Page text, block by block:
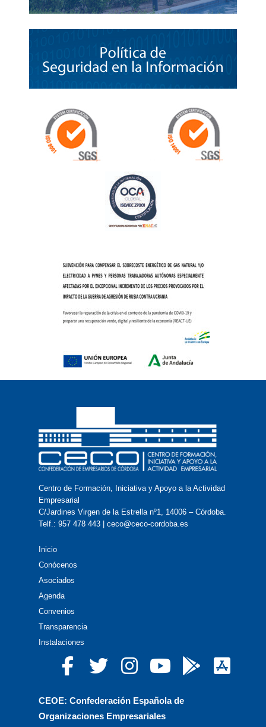
Centro de Formación, Iniciativa y Apoyo a la Actividad
Empresarial
C/Jardines Virgen de la Estrella nº1, 14006 – Córdoba.
Telf.: 957 478 443 | ceco@ceco-cordoba.es
Inicio
Conócenos
Asociados
Agenda
Convenios
Transparencia
Instalaciones
CEOE: Confederación Española de
Organizaciones Empresariales